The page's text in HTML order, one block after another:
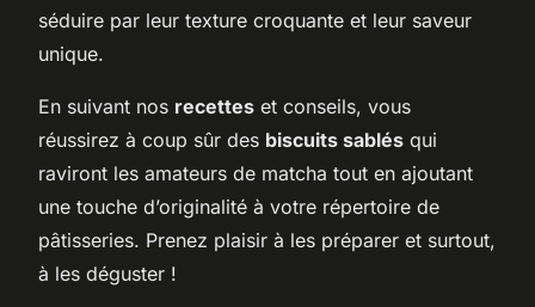
séduire par leur texture croquante et leur saveur
unique.
En suivant nos recettes et conseils, vous
réussirez à coup sûr des biscuits sablés qui
raviront les amateurs de matcha tout en ajoutant
une touche d’originalité à votre répertoire de
pâtisseries. Prenez plaisir à les préparer et surtout,
à les déguster !